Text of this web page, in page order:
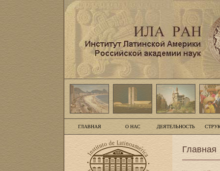
ГЛАВНАЯ О НАС ДЕЯТЕЛЬНОСТЬ
Главная